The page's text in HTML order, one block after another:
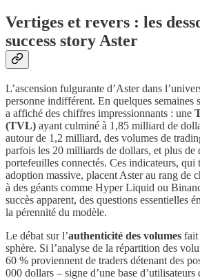
Vertiges et revers : les
success story Aster
L’ascension fulgurante d’Aster dans
personne indifférent. En quelques semaines
a affiché des chiffres impressionnants : une
(TVL) ayant culminé à 1,85 milliard de
autour de 1,2 milliard, des volumes de
parfois les 20 milliards de dollars, et plus de
portefeuilles connectés. Ces indicateurs, qui
adoption massive, placent Aster au rang de
à des géants comme Hyper Liquid ou
succès apparent, des questions essentielles
la pérennité du modèle.
Le débat sur l’authenticité des volumes fait
sphère. Si l’analyse de la répartition des
60 % proviennent de traders détenant des
000 dollars – signe d’une base d’utilisateurs